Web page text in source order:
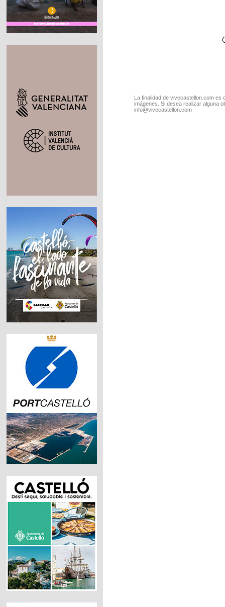
La finalidad de vivecastellon.com
imágenes. Si desea realizar alguna
info@vivecastellon.com